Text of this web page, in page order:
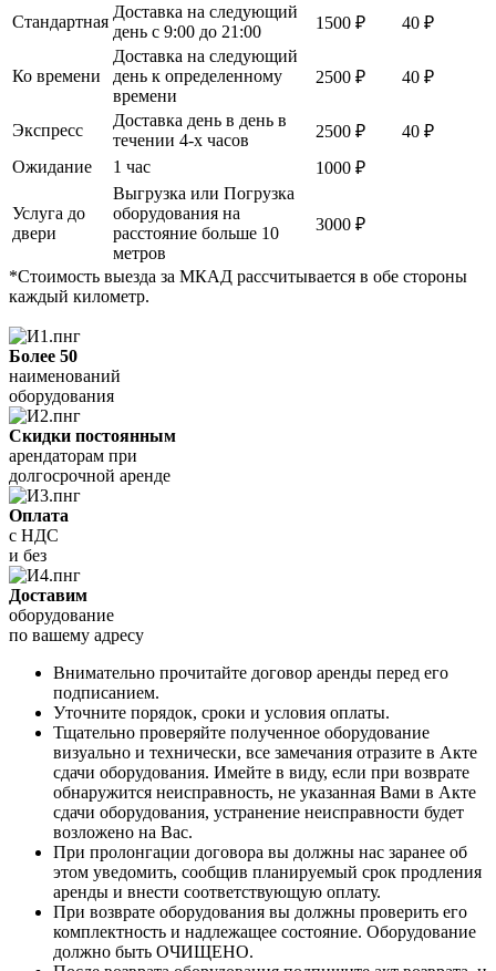
Стандартная
Доставка на следующий
день с 9:00 до 21:00
1500 ₽ 40 ₽
Ко времени
Доставка на следующий
день к определенному
времени
2500 ₽ 40 ₽
Экспресс
Доставка день в день в
течении 4-х часов
2500 ₽
40 ₽
Ожидание
1 час 1000 ₽
Услуга до
двери
Выгрузка или Погрузка
оборудования на
расстояние больше 10
метров
3000 ₽
*Стоимость выезда за МКАД рассчитывается в обе стороны
каждый километр.
Более 50
наименований
оборудования
Скидки постоянным
арендаторам при
долгосрочной аренде
Оплата
с НДС
и без
Доставим
оборудование
по вашему адресу
Внимательно прочитайте договор аренды перед его
подписанием.
Уточните порядок, сроки и условия оплаты.
Тщательно проверяйте полученное оборудование
визуально и технически, все замечания отразите в Акте
сдачи оборудования. Имейте в виду, если при возврате
обнаружится неисправность, не указанная Вами в Акте
сдачи оборудования, устранение неисправности будет
возложено на Вас.
При пролонгации договора вы должны нас заранее об
этом уведомить, сообщив планируемый срок продления
аренды и внести соответствующую оплату.
При возврате оборудования вы должны проверить его
комплектность и надлежащее состояние. Оборудование
должно быть ОЧИЩЕНО.